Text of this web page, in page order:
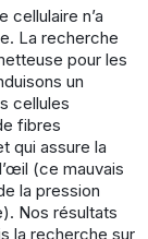
cellulaire n’a
La recherche
pour les
un
cellules
fibres
qui assure la
(ce mauvais
la pression
Nos résultats
la recherche sur